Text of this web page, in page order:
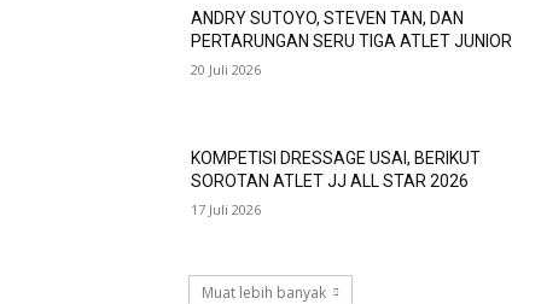
ANDRY SUTOYO, STEVEN TAN, DAN
PERTARUNGAN SERU TIGA ATLET JUNIOR
20 Juli 2026
KOMPETISI DRESSAGE USAI, BERIKUT
SOROTAN ATLET JJ ALL STAR 2026
17 Juli 2026
Muat lebih banyak